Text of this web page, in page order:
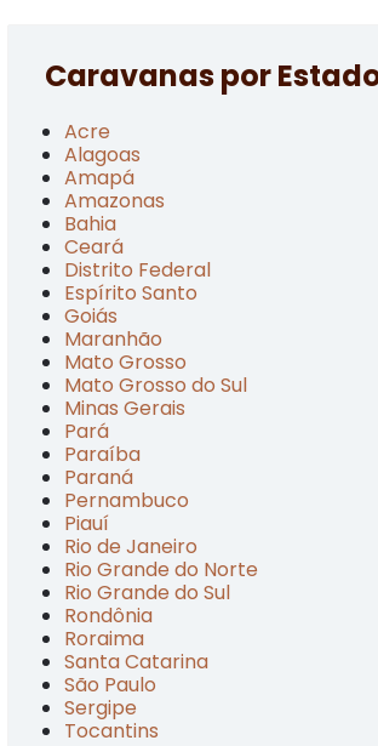
Caravanas por
Acre
Alagoas
Amapá
Amazonas
Bahia
Ceará
Distrito Federal
Espírito Santo
Goiás
Maranhão
Mato Grosso
Mato Grosso do Sul
Minas Gerais
Pará
Paraíba
Paraná
Pernambuco
Piauí
Rio de Janeiro
Rio Grande do Norte
Rio Grande do Sul
Rondônia
Roraima
Santa Catarina
São Paulo
Sergipe
Tocantins